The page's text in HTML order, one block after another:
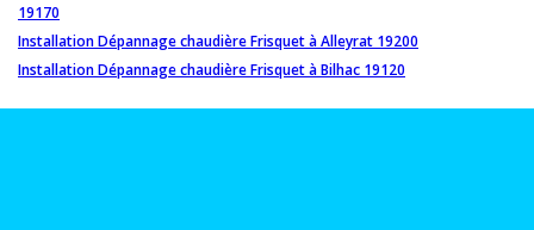
19170
Installation Dépannage chaudière Frisquet à Alleyrat 19200
Installation Dépannage chaudière Frisquet à Bilhac 19120